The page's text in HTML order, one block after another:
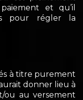
et qu’il
pour régler la
à titre purement
donner lieu à
ou au versement